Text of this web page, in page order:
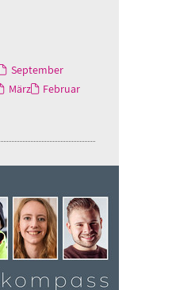
September
März
Februar